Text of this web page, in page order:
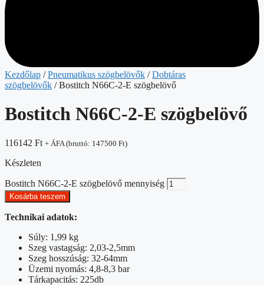
Kezdőlap /Pneumatikus szögbelövők /Dobtáras
szögbelövők / Bostitch N66C-2-E szögbelövő
Bostitch N66C-2-E szögbelövő
116142 Ft + ÁFA (bruttó: 147500 Ft)
Készleten
Bostitch N66C-2-E szögbelövő mennyiség
Kosárba teszem
Technikai adatok:
Súly: 1,99 kg
Szeg vastagság: 2,03-2,5mm
Szeg hosszúság: 32-64mm
Üzemi nyomás: 4,8-8,3 bar
Tárkapacitás: 225db